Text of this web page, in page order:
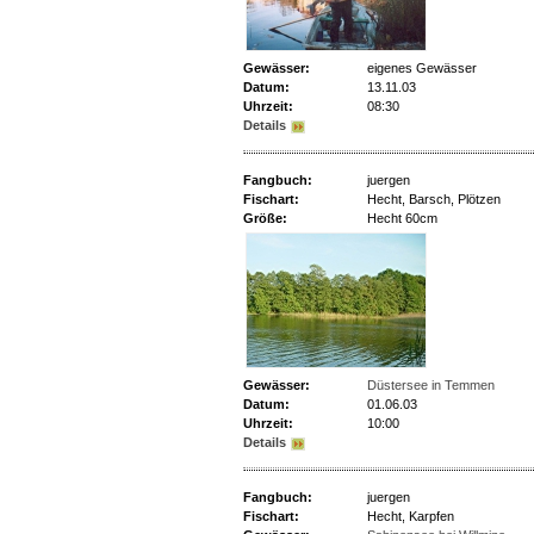
Gewässer:
eigenes Gewässer
Datum:
13.11.03
Uhrzeit:
08:30
Details
Fangbuch:
juergen
Fischart:
Hecht, Barsch, Plötzen
Größe:
Hecht 60cm
Gewässer:
Düstersee in Temmen
Datum:
01.06.03
Uhrzeit:
10:00
Details
Fangbuch:
juergen
Fischart:
Hecht, Karpfen